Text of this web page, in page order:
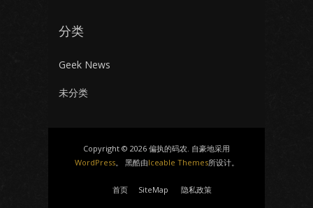
分类
Geek News
未分类
Copyright © 2026 偏执的码农. 自豪地采用
WordPress。 黑酷由Iceable Themes所设计。
首页 SiteMap 隐私政策